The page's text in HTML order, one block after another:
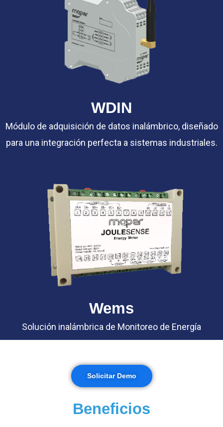
WDIN
Módulo de adquisición de datos inalámbrico, diseñado
para una integración perfecta a sistemas industriales.
Wems
Solución inalámbrica de Monitoreo de Energía
Solicitar Demo
Beneficios